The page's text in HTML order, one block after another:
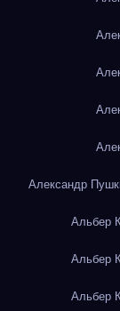
Александр
Альбер
Альбер
Альбер